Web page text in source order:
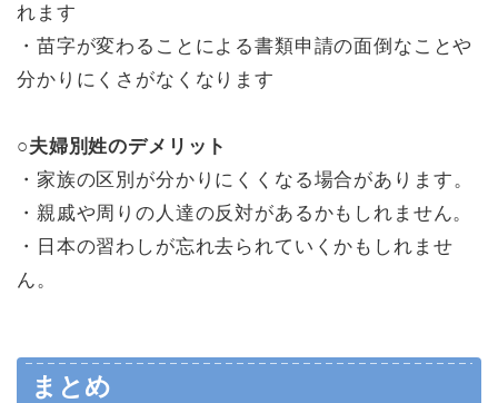
れます
・苗字が変わることによる書類申請の面倒なことや
分かりにくさがなくなります
○夫婦別姓のデメリット
・家族の区別が分かりにくくなる場合があり ます。
・親戚や周りの人達の反対があるかもしれません。
・日本の習わしが忘れ去られていくかもしれませ
ん。
まとめ